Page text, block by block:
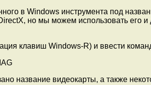
в Windows инструмента под
но мы можем использовать его
клавиш Windows-R) и ввести
название видеокарты, а также